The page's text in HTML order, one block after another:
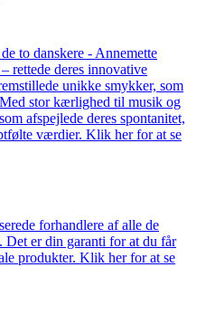
to danskere - Annemette
rettede deres innovative
unikke smykker, som
stor kærlighed til musik og
afspejlede deres spontanitet,
værdier. Klik her for at se
forhandlere af alle de
Det er din garanti for at du får
produkter. Klik her for at se